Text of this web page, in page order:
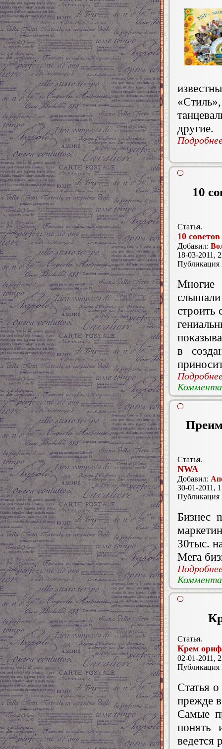
другие.
10
Статья.
10 советов
Добавил:
18-03-2011,
Многие
слышали
строить
в
Статья.
NWA
Добавил:
30-01-2011,
Бизнес
30тыс.
Мега
Статья.
Крем
02-01-2011,
Статья
прежде
Самые
понять
ведется